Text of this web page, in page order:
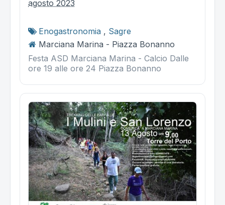
agosto 2023
Enogastronomia , Sagre
Marciana Marina - Piazza Bonanno
Festa ASD Marciana Marina - Calcio Dalle
ore 19 alle ore 24 Piazza Bonanno